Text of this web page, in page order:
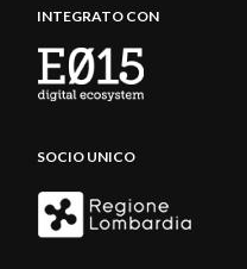
INTEGRATO CON
SOCIO UNICO